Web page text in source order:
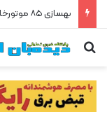
جستجو برای